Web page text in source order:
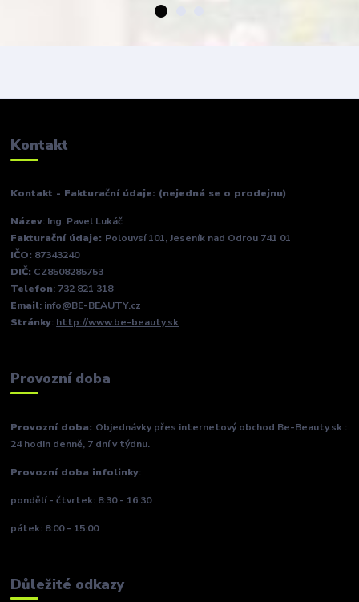
Kontakt
Kontakt - Fakturační údaje: (nejedná se o prodejnu)
Název: Ing. Pavel Lukáč
Fakturační údaje: Polouvsí 101, Jeseník nad Odrou 741 01
IČO: 87343240
DIČ: CZ8508285753
Telefon: 732 821 318
Email: info@BE-BEAUTY.cz
Stránky: http://www.be-beauty.sk
Provozní doba
Provozní doba: Objednávky přes internetový obchod Be-Beauty.sk :
24 hodin denně, 7 dní v týdnu.
Provozní doba infolinky:
pondělí - čtvrtek: 8:30 - 16:30
pátek: 8:00 - 15:00
Důležité odkazy